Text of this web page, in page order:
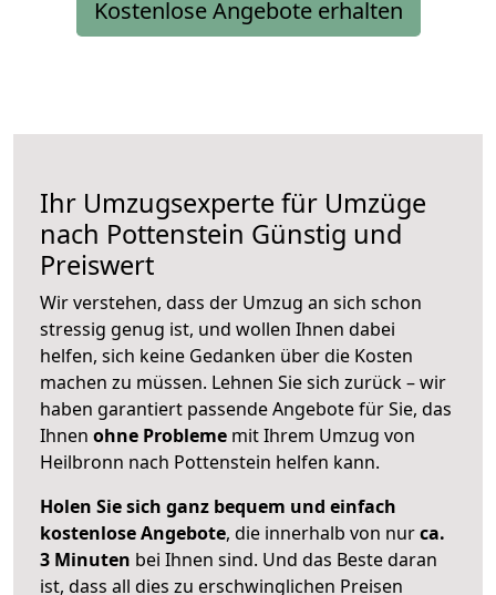
Kostenlose Angebote erhalten
Ihr Umzugsexperte für Umzüge
nach Pottenstein Günstig und
Preiswert
Wir verstehen, dass der Umzug an sich schon
stressig genug ist, und wollen Ihnen dabei
helfen, sich keine Gedanken über die Kosten
machen zu müssen. Lehnen Sie sich zurück – wir
haben garantiert passende Angebote für Sie, das
Ihnen ohne Probleme mit Ihrem Umzug von
Heilbronn nach Pottenstein helfen kann.
Holen Sie sich ganz bequem und einfach
kostenlose Angebote, die innerhalb von nurca.
3 Minuten bei Ihnen sind. Und das Beste daran
ist, dass all dies zu erschwinglichen Preisen